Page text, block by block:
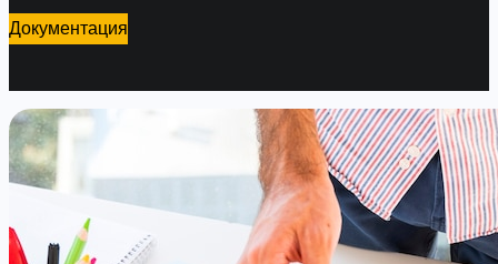
Документация